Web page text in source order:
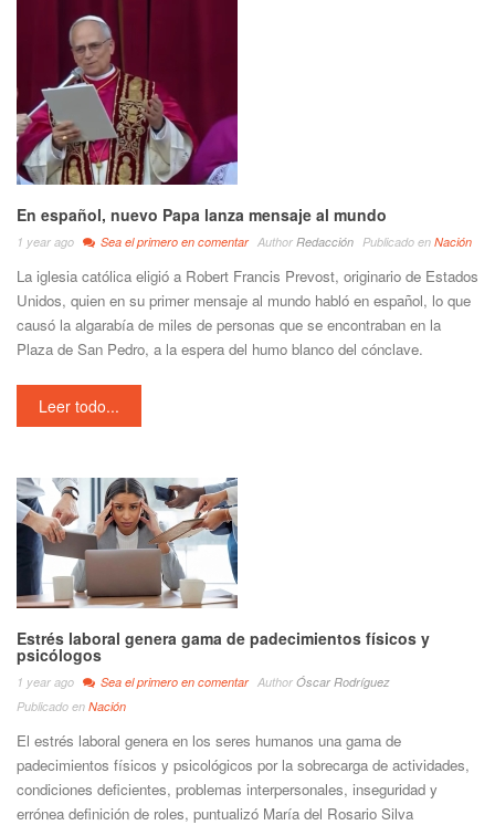
En español, nuevo Papa lanza mensaje al mundo
1 year ago Sea el primero en comentar Author Redacción Publicado en Nación
La iglesia católica eligió a Robert Francis Prevost, originario de Estados
Unidos, quien en su primer mensaje al mundo habló en español, lo que
causó la algarabía de miles de personas que se encontraban en la
Plaza de San Pedro, a la espera del humo blanco del cónclave.
Leer todo...
Estrés laboral genera gama de padecimientos físicos y
psicólogos
1 year ago Sea el primero en comentar Author Óscar Rodríguez
Publicado en Nación
El estrés laboral genera en los seres humanos una gama de
padecimientos físicos y psicológicos por la sobrecarga de actividades,
condiciones deficientes, problemas interpersonales, inseguridad y
errónea definición de roles, puntualizó María del Rosario Silva